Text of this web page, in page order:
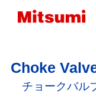
Choke
チョークバル